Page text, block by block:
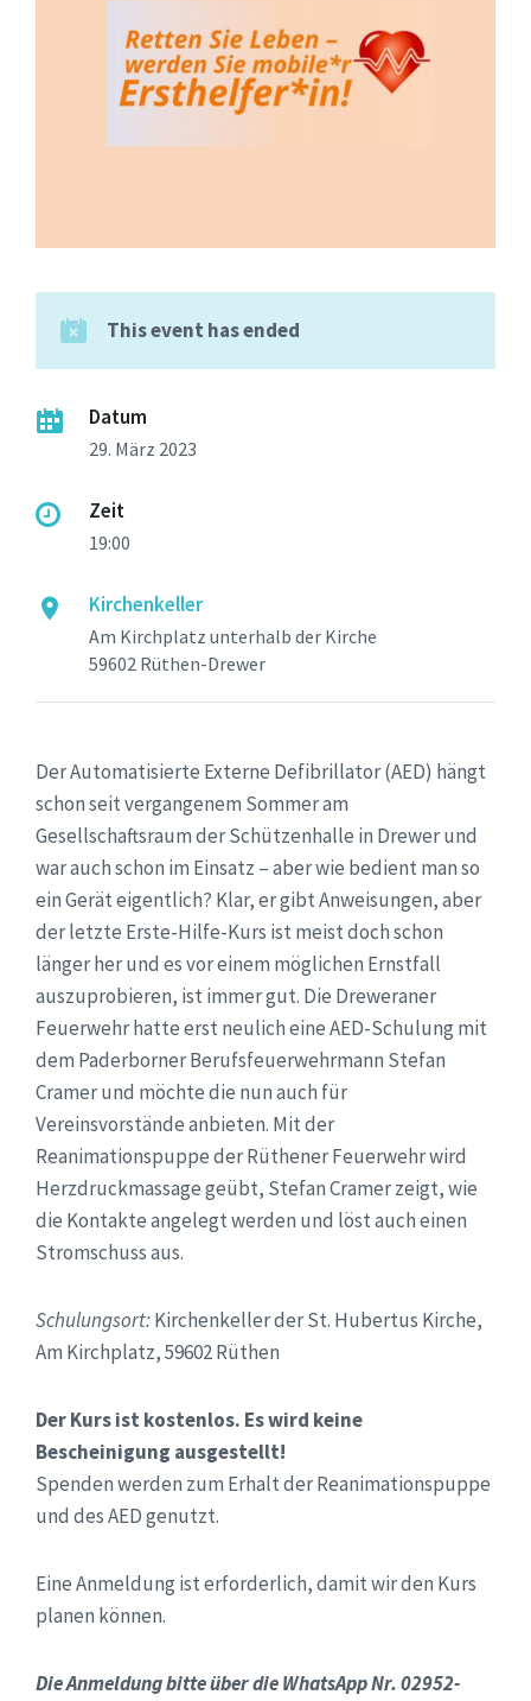
This event has ended
Datum
29. März 2023
Zeit
19:00
Kirchenkeller
Am Kirchplatz unterhalb der Kirche
59602 Rüthen-Drewer
Der Automatisierte Externe Defibrillator (AED) hängt
schon seit vergangenem Sommer am
Gesellschaftsraum der Schützenhalle in Drewer und
war auch schon im Einsatz – aber wie bedient man so
ein Gerät eigentlich? Klar, er gibt Anweisungen, aber
der letzte Erste-Hilfe-Kurs ist meist doch schon
länger her und es vor einem möglichen Ernstfall
auszuprobieren, ist immer gut. Die Dreweraner
Feuerwehr hatte erst neulich eine AED-Schulung mit
dem Paderborner Berufsfeuerwehrmann Stefan
Cramer und möchte die nun auch für
Vereinsvorstände anbieten. Mit der
Reanimationspuppe der Rüthener Feuerwehr wird
Herzdruckmassage geübt, Stefan Cramer zeigt, wie
die Kontakte angelegt werden und löst auch einen
Stromschuss aus.
Schulungsort:Kirchenkeller der St. Hubertus Kirche,
Am Kirchplatz, 59602 Rüthen
Der Kurs ist kostenlos. Es wird keine
Bescheinigung ausgestellt!
Spenden werden zum Erhalt der Reanimationspuppe
und des AED genutzt.
Eine Anmeldung ist erforderlich, damit wir den Kurs
planen können.
Die Anmeldung bitte über die WhatsApp Nr. 02952-